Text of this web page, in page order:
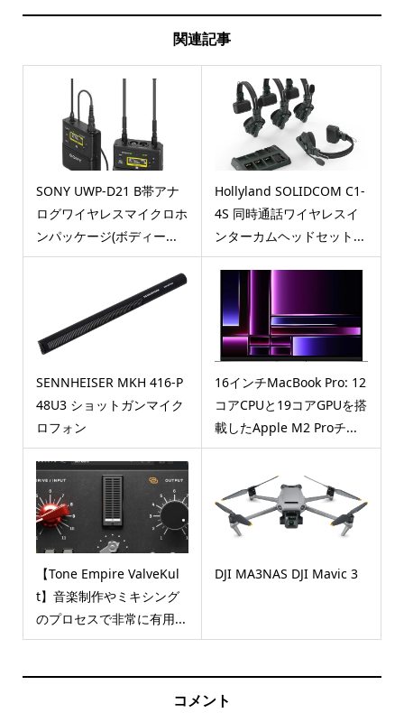
関連記事
SONY UWP-D21 B帯アナ
ログワイヤレスマイクロホ
ンパッケージ(ボディー...
Hollyland SOLIDCOM C1-
4S 同時通話ワイヤレスイ
ンターカムヘッドセット...
SENNHEISER MKH 416-P
48U3 ショットガンマイク
ロフォン
16インチMacBook Pro: 12
コアCPUと19コアGPUを搭
載したApple M2 Proチ...
【Tone Empire ValveKul
t】音楽制作やミキシング
のプロセスで非常に有用...
DJI MA3NAS DJI Mavic 3
コメント